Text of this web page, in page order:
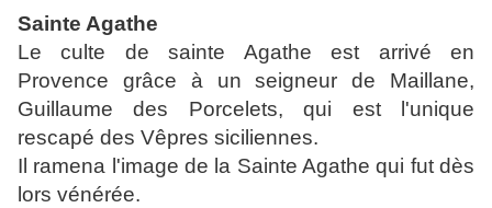
Sainte Agathe
Le culte de sainte Agathe est arrivé en
Provence grâce à un seigneur de Maillane,
Guillaume des Porcelets, qui est l'unique
rescapé des Vêpres siciliennes.
Il ramena l'image de la Sainte Agathe qui fut dès
lors vénérée.